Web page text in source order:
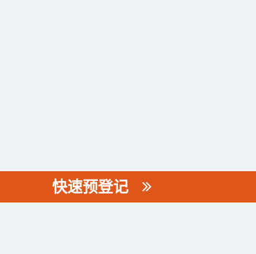
快速预登记